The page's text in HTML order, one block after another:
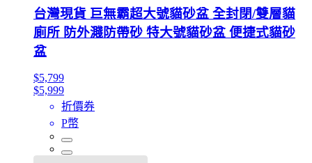
台灣現貨 巨無霸超大號貓砂盆 全封閉/雙層貓
廁所 防外濺防帶砂 特大號貓砂盆 便捷式貓砂
盆
$5,799
$5,999
折價券
P幣